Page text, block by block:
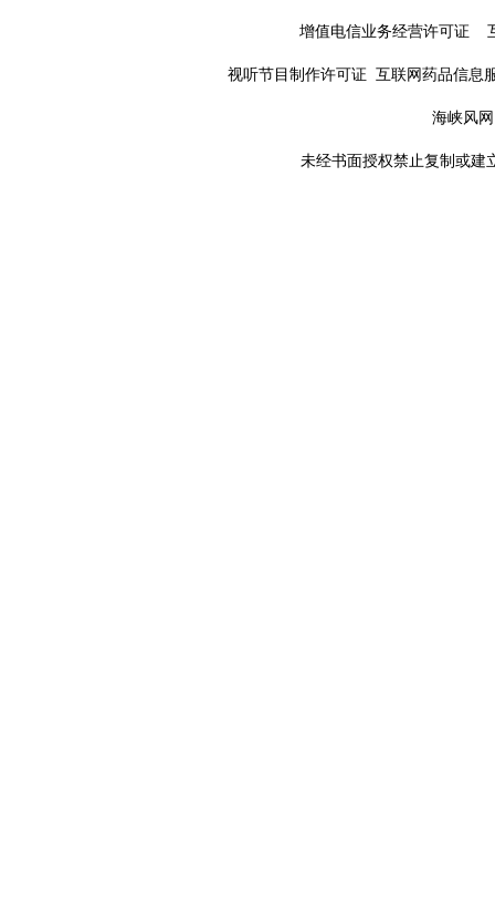
增值电信业务经营许可证
视听节目制作许可证 互联网药品信息
海峡风
未经书面授权禁止复制或